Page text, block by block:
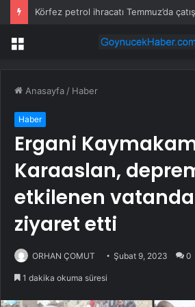
Menü
Anasayfa / Haber
Haber
Ergani
Karaaslan,
etkilenen
ziyaret etti
ORHAN ÇOMUT Şubat 9, 2023 0
1 dakika okuma süresi